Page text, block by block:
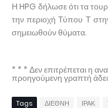
Η HPG δήλωσε ότι τα
την περιοχή Τύπου Τ
σημειωθούν θύματα.
* * * Δεν επιτρέπεται η
προηγούμενη γραπτή
Tags ΔΙΕΘΝΗ ΙΡΑΚ